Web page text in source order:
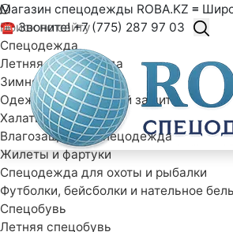
Магазин спецодежды ROBA.KZ ≡
☎ Звоните! +7 (775) 287 97 03
Спецодежда
Летняя спецодежда
Зимняя спецодежда
Одежда специальной защиты
Халаты рабочие
Влагозащитная спецодежда
Жилеты и фартуки
Спецодежда для охоты и рыбалки
Футболки, бейсболки и нательное
Спецобувь
Летняя спецобувь